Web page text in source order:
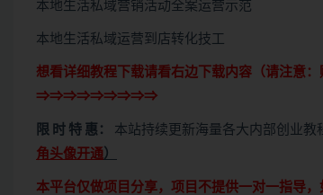
本地生活私域营销活动全案运营示范
本地生活私域运营到店转化技工
想看详细教程下载请看右边下载内容（请注意：
⇒⇒⇒⇒⇒⇒⇒⇒⇒
限 时 特 惠： 本站持续更新海量各大内部创业教
角头像开通）
本平台仅做项目分享，项目不提供一对一指导